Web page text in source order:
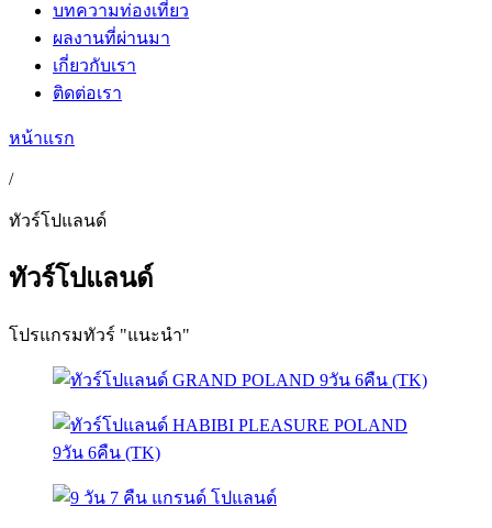
บทความท่องเที่ยว
ผลงานที่ผ่านมา
เกี่ยวกับเรา
ติดต่อเรา
หน้าแรก
/
ทัวร์โปแลนด์
ทัวร์โปแลนด์
โปรแกรมทัวร์ "แนะนำ"